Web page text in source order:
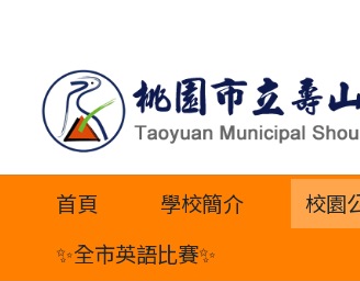
內
首頁 學校簡介 校園
✨全市英語比賽✨